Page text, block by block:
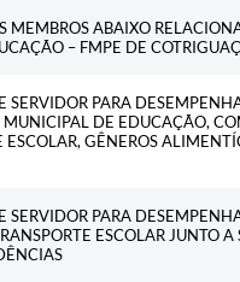
MEMBROS ABAIXO
– FMPE DE
SERVIDOR PARA
DE EDUCAÇÃO,
GÊNEROS
SERVIDOR PARA
ESCOLAR JUNTO